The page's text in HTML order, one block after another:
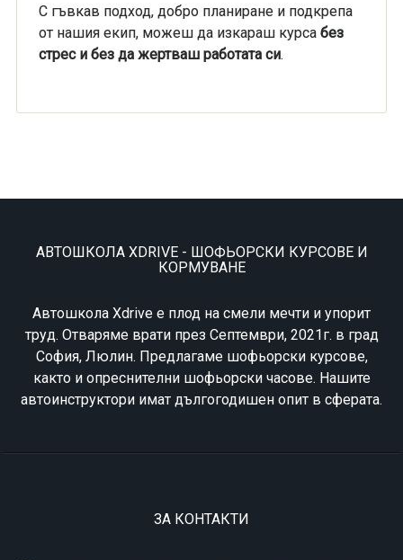
С гъвкав подход, добро планиране и подкрепа
от нашия екип, можеш да изкараш курса без
стрес и без да жертваш работата си.
АВТОШКОЛА XDRIVE - ШОФЬОРСКИ КУРСОВЕ И
КОРМУВАНЕ
Автошкола Xdrive е плод на смели мечти и упорит
труд. Отваряме врати през Септември, 2021г. в град
София, Люлин. Предлагаме шофьорски курсове,
както и опреснителни шофьорски часове. Нашите
автоинструктори имат дългогодишен опит в сферата.
ЗА КОНТАКТИ